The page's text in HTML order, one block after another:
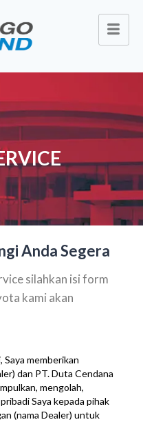
Anda Segera
silahkan isi form
kami akan
memberikan
dan PT. Duta Cendana
mengolah,
Saya kepada pihak
(nama Dealer) untuk